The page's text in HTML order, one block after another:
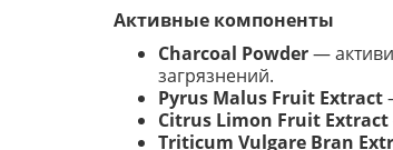
Активные компоненты
Charcoal Powder—
загрязнений.
Pyrus Malus Fruit Extract
Citrus Limon Fruit Extract
Triticum Vulgare Bran